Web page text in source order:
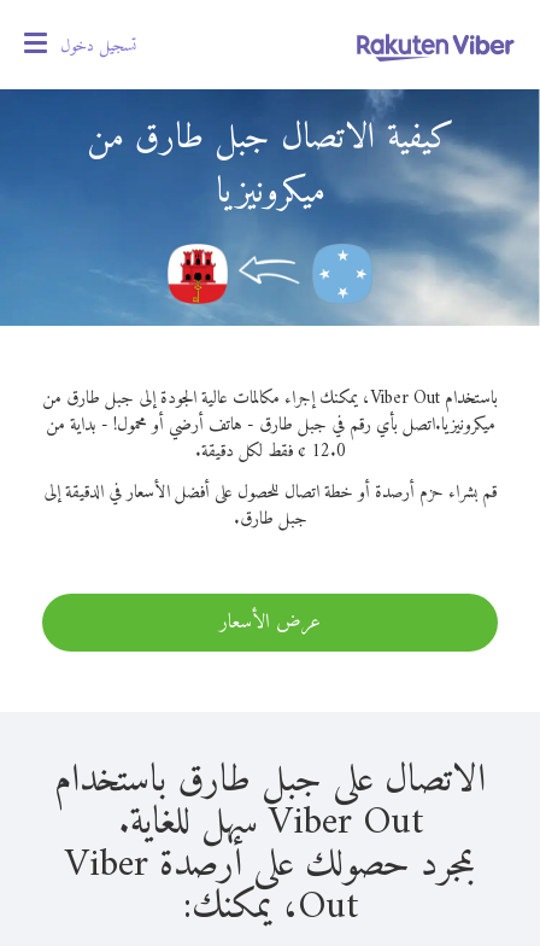
تسجيل دخول
كيفية الاتصال جبل طارق من
ميكرونيزيا
باستخدام Viber Out، يمكنك إجراء مكالمات عالية الجودة إلى جبل طارق من
ميكرونيزيا.اتصل بأي رقم في جبل طارق - هاتف أرضي أو محمول! - بداية من
12.0 ¢ فقط لكل دقيقة.
قم بشراء حزم أرصدة أو خطة اتصال للحصول على أفضل الأسعار في الدقيقة إلى
جبل طارق.
عرض الأسعار
الاتصال على جبل طارق باستخدام
Viber Out سهل للغاية.
بمجرد حصولك على أرصدة Viber
Out، يمكنك: